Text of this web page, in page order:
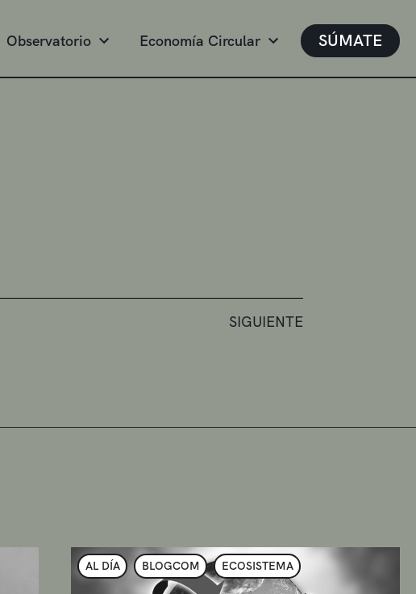
Observatorio Economía Circular SÚMATE
SIGUIENTE
AL DÍA BLOGCOM ECOSISTEMA